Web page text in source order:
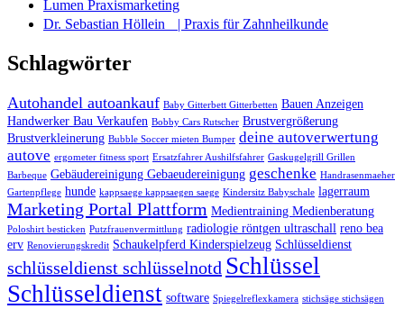
Lumen Praxismarketing
Dr. Sebastian Höllein | Praxis für Zahnheilkunde
Schlagwörter
Autohandel autoankauf Baby Gitterbett Gitterbetten Bauen Anzeigen
Handwerker Bau Verkaufen Bobby Cars Rutscher Brustvergrößerung
Brustverkleinerung Bubble Soccer mieten Bumper deine autoverwertung
autove ergometer fitness sport Ersatzfahrer Aushilfsfahrer Gaskugelgrill Grillen
Barbeque Gebäudereinigung Gebaeudereinigung geschenke Handrasenmaeher
Gartenpflege hunde kappsaege kappsaegen saege Kindersitz Babyschale lagerraum
Marketing Portal Plattform Medientraining Medienberatung
Poloshirt besticken Putzfrauenvermittlung radiologie röntgen ultraschall reno bea
erv Renovierungskredit Schaukelpferd Kinderspielzeug Schlüsseldienst
schlüsseldienst schlüsselnotd Schlüssel
Schlüsseldienst software Spiegelreflexkamera stichsäge stichsägen